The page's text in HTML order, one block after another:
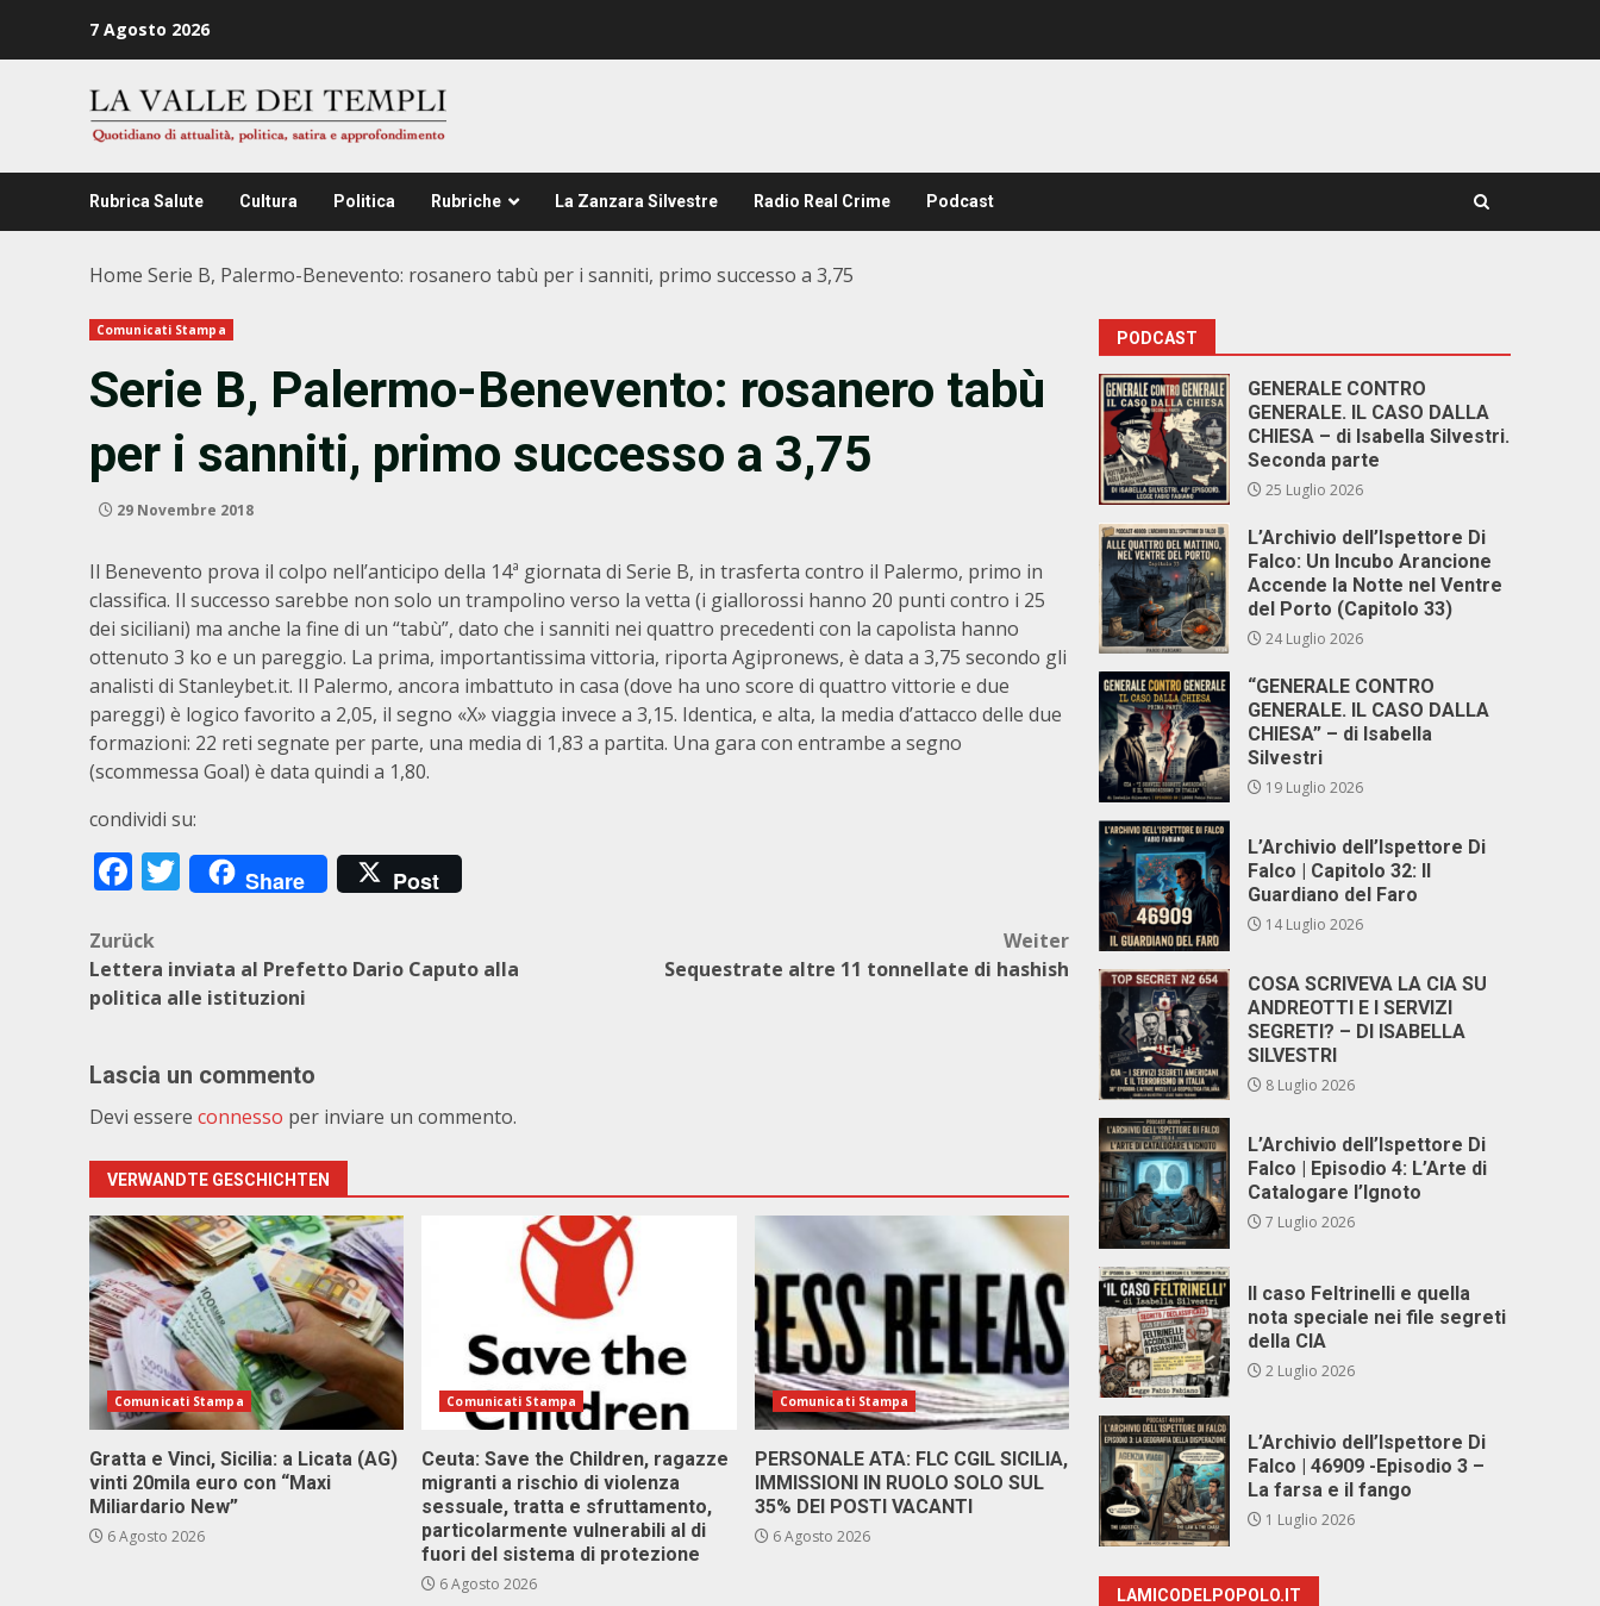
7 Agosto 2026
Rubrica Salute Cultura Politica Rubriche La Zanzara Silvestre Radio Real Crime Podcast
Home Serie B, Palermo-Benevento: rosanero tabù per i sanniti, primo successo a 3,75
Comunicati Stampa
Serie B, Palermo-Benevento: rosanero tabù
per i sanniti, primo successo a 3,75
29 Novembre 2018
Il Benevento prova il colpo nell’anticipo della 14ª giornata di Serie B, in trasferta contro il Palermo, primo in
classifica. Il successo sarebbe non solo un trampolino verso la vetta (i giallorossi hanno 20 punti contro i 25
dei siciliani) ma anche la fine di un “tabù”, dato che i sanniti nei quattro precedenti con la capolista hanno
ottenuto 3 ko e un pareggio. La prima, importantissima vittoria, riporta Agipronews, è data a 3,75 secondo gli
analisti di Stanleybet.it. Il Palermo, ancora imbattuto in casa (dove ha uno score di quattro vittorie e due
pareggi) è logico favorito a 2,05, il segno «X» viaggia invece a 3,15. Identica, e alta, la media d’attacco delle due
formazioni: 22 reti segnate per parte, una media di 1,83 a partita. Una gara con entrambe a segno
(scommessa Goal) è data quindi a 1,80.
condividi su:
Facebook
Twitter
Share Post
Beitragsnavigation
Zurück
Lettera inviata al Prefetto Dario Caputo alla
politica alle istituzioni
Weiter
Sequestrate altre 11 tonnellate di hashish
Lascia un commento
Devi essere connesso per inviare un commento.
VERWANDTE GESCHICHTEN
Comunicati Stampa
Gratta e Vinci, Sicilia: a Licata (AG)
vinti 20mila euro con “Maxi
Miliardario New”
6 Agosto 2026
Comunicati Stampa
Ceuta: Save the Children, ragazze
migranti a rischio di violenza
sessuale, tratta e sfruttamento,
particolarmente vulnerabili al di
fuori del sistema di protezione
6 Agosto 2026
Comunicati Stampa
PERSONALE ATA: FLC CGIL SICILIA,
IMMISSIONI IN RUOLO SOLO SUL
35% DEI POSTI VACANTI
6 Agosto 2026
PODCAST
GENERALE CONTRO
GENERALE. IL CASO DALLA
CHIESA – di Isabella Silvestri.
Seconda parte
25 Luglio 2026
L’Archivio dell’Ispettore Di
Falco: Un Incubo Arancione
Accende la Notte nel Ventre
del Porto (Capitolo 33)
24 Luglio 2026
“GENERALE CONTRO
GENERALE. IL CASO DALLA
CHIESA” – di Isabella
Silvestri
19 Luglio 2026
L’Archivio dell’Ispettore Di
Falco | Capitolo 32: Il
Guardiano del Faro
14 Luglio 2026
COSA SCRIVEVA LA CIA SU
ANDREOTTI E I SERVIZI
SEGRETI? – DI ISABELLA
SILVESTRI
8 Luglio 2026
L’Archivio dell’Ispettore Di
Falco | Episodio 4: L’Arte di
Catalogare l’Ignoto
7 Luglio 2026
Il caso Feltrinelli e quella
nota speciale nei file segreti
della CIA
2 Luglio 2026
L’Archivio dell’Ispettore Di
Falco | 46909 -Episodio 3 –
La farsa e il fango
1 Luglio 2026
LAMICODELPOPOLO.IT